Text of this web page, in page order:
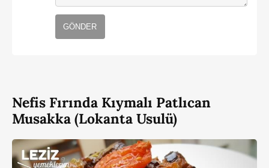
GÖNDER
Nefis Fırında Kıymalı Patlıcan
Musakka (Lokanta Usulü)